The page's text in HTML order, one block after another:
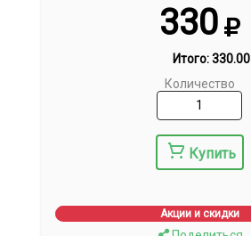
330
Итого:330.00
Количество
Купить
Акции и скидки